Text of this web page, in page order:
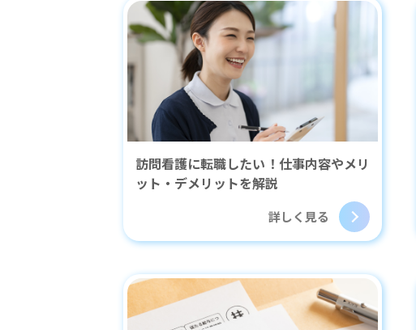
訪問看護に転職したい！仕事内容やメリ
ット・デメリットを解説
詳しく見る